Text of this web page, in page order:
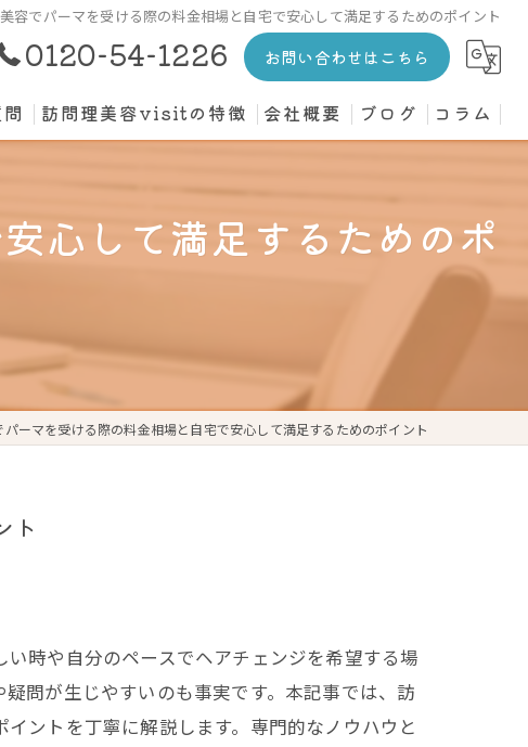
容でパーマを受ける際の料金相場と自宅で安心して満足するためのポイント
0120-54-1226 お問い合わせはこちら
訪問理美容visitの特徴
介護施設
寝たきり
個人宅
会社概要 ブログ コラム
心して満足するためのポ
パーマを受ける際の料金相場と自宅で安心して満足するためのポイント
ト
時や自分のペースでヘアチェンジを希望する場
問が生じやすいのも事実です。本記事では、訪
ントを丁寧に解説します。専門的なノウハウと